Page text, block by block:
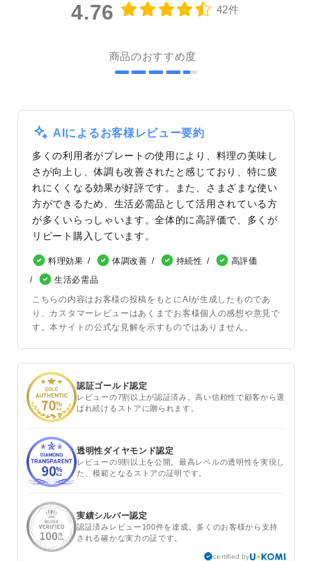
4.76 42件
商品のおすすめ度
AIによるお客様レビュー要約
多くの利用者がプレートの使用により、料理の美味し
さが向上し、体調も改善されたと感じており、特に疲
れにくくなる効果が好評です。また、さまざまな使い
方ができるため、生活必需品として活用されている方
が多くいらっしゃいます。全体的に高評価で、多くが
リピート購入しています。
料理効果 体調改善 持続性
高評価
生活必需品
こちらの内容はお客様の投稿をもとにAIが生成したものであ
り、カスタマーレビューはあくまでお客様個人の感想や意見で
す。本サイトの公式な見解を示すものではありません。
認証ゴールド認定
レビューの7割以上が認証済み。高い信頼性で顧客から選
ばれ続けるストアに贈られます。
透明性ダイヤモンド認定
レビューの9割以上を公開。最高レベルの透明性を実現し
た、模範となるストアの証明です。
実績シルバー認定
認証済みレビュー100件を達成。多くのお客様から支持
される確かな実力の証です。
certified by